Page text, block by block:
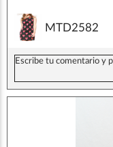
MTD2582